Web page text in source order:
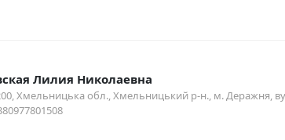
Лилия Николаевна
Хмельницька обл., Хмельницький р-н., м. Деражня,